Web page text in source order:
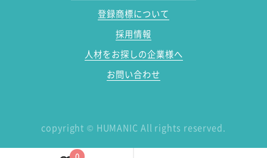
登録商標について
採用情報
人材をお探しの企業様へ
お問い合わせ
copyright © HUMANIC All rights reserved.